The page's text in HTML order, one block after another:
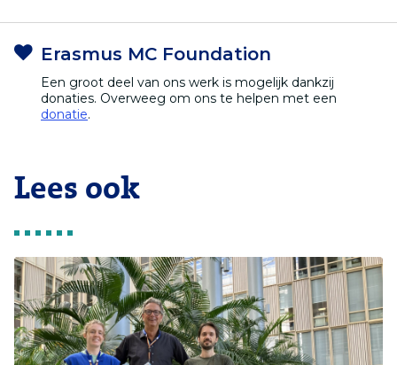
Erasmus MC Foundation
Een groot deel van ons werk is mogelijk dankzij
donaties. Overweeg om ons te helpen met een
donatie.
Lees ook